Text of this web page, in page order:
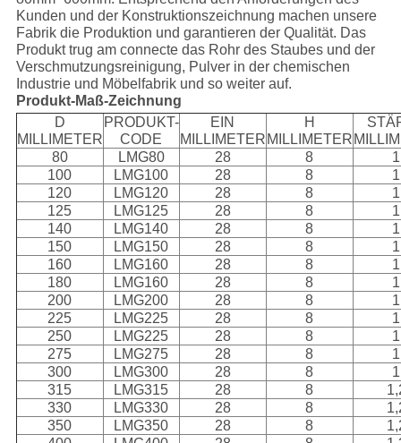
Kunden und der Konstruktionszeichnung machen unsere
Fabrik die Produktion und garantieren der Qualität. Das
Produkt trug am connecte das Rohr des Staubes und der
Verschmutzungsreinigung, Pulver in der chemischen
Industrie und Möbelfabrik und so weiter auf.
Produkt-Maß-Zeichnung
D
MILLIMETER
PRODUKT-
CODE
EIN
MILLIMETER
H
MILLIMETER
80
LMG80 28 8
1
100
LMG100 28 8
1
120
LMG120 28 8
1
125
LMG125 28 8
1
140
LMG140 28 8
1
150
LMG150 28 8
1
160
LMG160 28 8
1
180
LMG160 28 8
1
200
LMG200 28 8
1
225
LMG225 28 8
1
250
LMG225 28 8
1
275
LMG275 28 8
1
300
LMG300 28 8
1
315
LMG315 28 8
330
LMG330 28 8
350
LMG350 28 8